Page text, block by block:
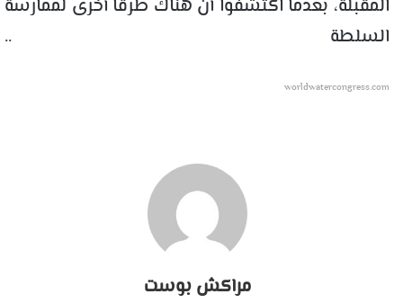
المقبلة، بعدما اكتشفوا أن هناك طرقا أخرى لممارسة
السلطة ..
worldwatercongress.com
مراكش بوست